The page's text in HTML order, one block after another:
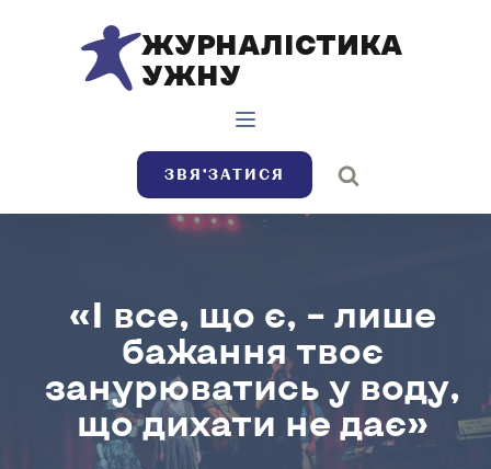
ЖУРНАЛІСТИКА
УЖНУ
ЗВЯ’ЗАТИСЯ
«І все, що є, – лише
бажання твоє
занурюватись у воду,
що дихати не дає»